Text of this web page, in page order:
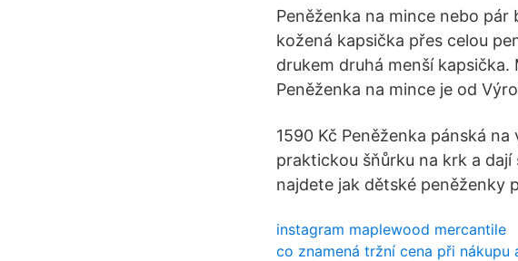
Peněženka na mince nebo
kožená kapsička přes celou
drukem druhá menší
Peněženka na mince je od
1590 Kč Peněženka pánská
praktickou šňůrku na krk a
najdete jak dětské peněženky
instagram maplewood mercantile
co znamená tržní cena při nákupu